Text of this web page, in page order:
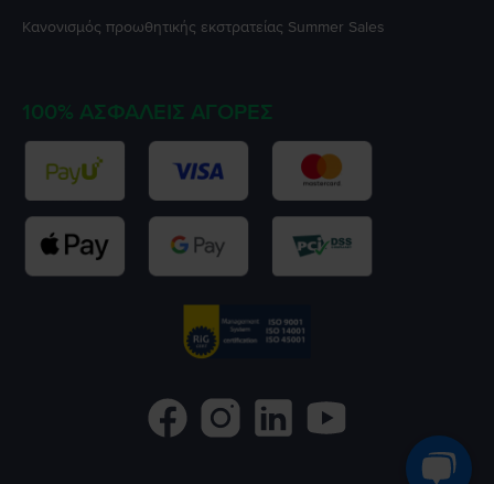
Κανονισμός προωθητικής εκστρατείας Summer Sales
100% ΑΣΦΑΛΕΊΣ ΑΓΟΡΈΣ